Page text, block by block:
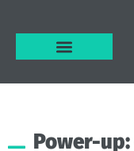
Power-up: